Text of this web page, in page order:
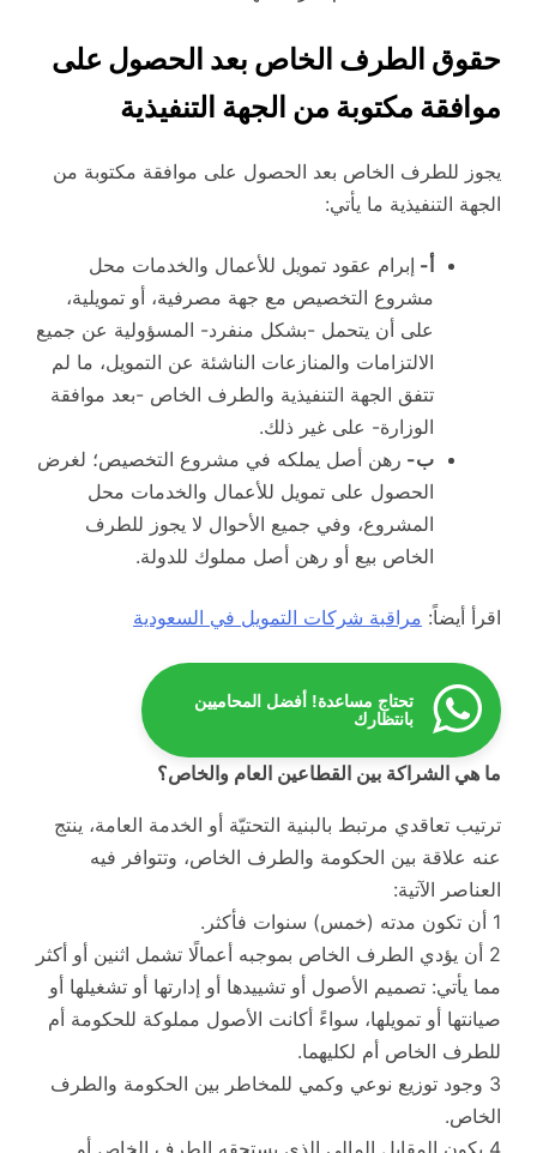
حقوق الطرف الخاص بعد الحصول على
موافقة مكتوبة من الجهة التنفيذية
يجوز للطرف الخاص بعد الحصول على موافقة مكتوبة من
الجهة التنفيذية ما يأتي:
أ- إبرام عقود تمويل للأعمال والخدمات محل
مشروع التخصيص مع جهة مصرفية، أو تمويلية،
على أن يتحمل -بشكل منفرد- المسؤولية عن جميع
الالتزامات والمنازعات الناشئة عن التمويل، ما لم
تتفق الجهة التنفيذية والطرف الخاص -بعد موافقة
الوزارة- على غير ذلك.
ب- رهن أصل يملكه في مشروع التخصيص؛ لغرض
الحصول على تمويل للأعمال والخدمات محل
المشروع، وفي جميع الأحوال لا يجوز للطرف
الخاص بيع أو رهن أصل مملوك للدولة.
اقرأ أيضاً: مراقبة شركات التمويل في السعودية
تحتاج مساعدة! أفضل المحاميين
بانتظارك
ما هي الشراكة بين القطاعين العام والخاص؟
ترتيب تعاقدي مرتبط بالبنية التحتيّة أو الخدمة العامة، ينتج
عنه علاقة بين الحكومة والطرف الخاص، وتتوافر فيه
العناصر الآتية:
1 أن تكون مدته (خمس) سنوات فأكثر.
2 أن يؤدي الطرف الخاص بموجبه أعمالًا تشمل اثنين أو أكثر
مما يأتي: تصميم الأصول أو تشييدها أو إدارتها أو تشغيلها أو
صيانتها أو تمويلها، سواءً أكانت الأصول مملوكة للحكومة أم
للطرف الخاص أم لكليهما.
3 وجود توزيع نوعي وكمي للمخاطر بين الحكومة والطرف
الخاص.
4 يكون المقابل المالي الذي يستحقه الطرف الخاص أو